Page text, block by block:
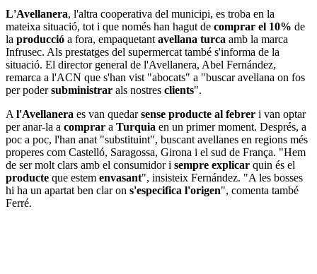
L'Avellanera, l'altra cooperativa del municipi, es troba en la
mateixa situació, tot i que només han hagut de comprar el 10% de
la producció a fora, empaquetant avellana turca amb la marca
Infrusec. Als prestatges del supermercat també s'informa de la
situació. El director general de l'Avellanera, Abel Fernández,
remarca a l'ACN que s'han vist "abocats" a "buscar avellana on fos
per podersubministrar als nostres clients".
A l'Avellanera es van quedarsense producte al febrer i van optar
per anar-la a comprar a Turquia en un primer moment. Després, a
poc a poc, l'han anat "substituint", buscant avellanes en regions més
properes com Castelló, Saragossa, Girona i el sud de França. "Hem
de ser molt clars amb el consumidor i sempre explicar quin és el
producte que estem envasant", insisteix Fernández. "A les bosses
hi ha un apartat ben clar on s'especifica l'origen", comenta també
Ferré.